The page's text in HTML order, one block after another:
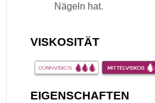
Nägeln hat.
VISKOSITÄT
EIGENSCHAFTEN